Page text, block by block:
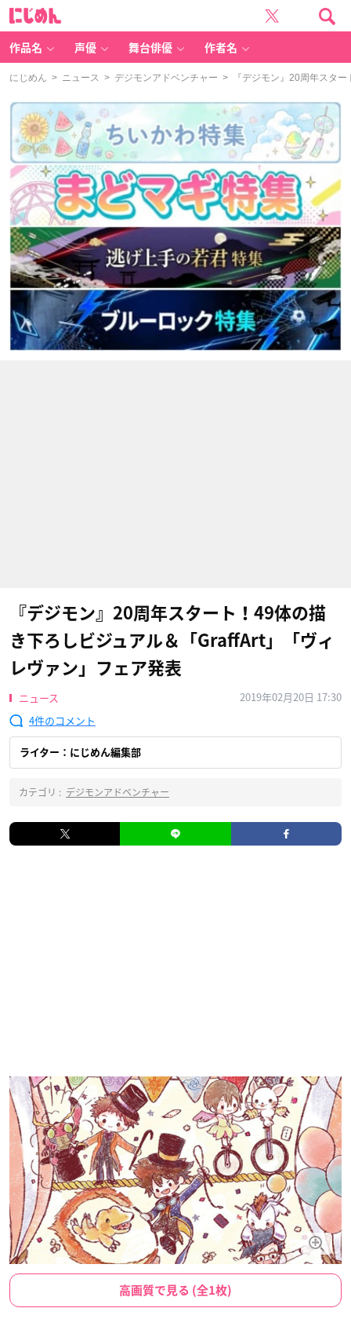
作品名 声優 舞台俳優 作者名
にじめん > ニュース > デジモンアドベンチャー > 『デジモン』20周年スター
『デジモン』20周年スタート！49体の描
き下ろしビジュアル＆「GraffArt」「ヴィ
レヴァン」フェア発表
ニュース
2019年02月20日 17:30
4
ライター：にじめん編集部
カテゴリ : デジモンアドベンチャー
高画質で見る (全1枚)